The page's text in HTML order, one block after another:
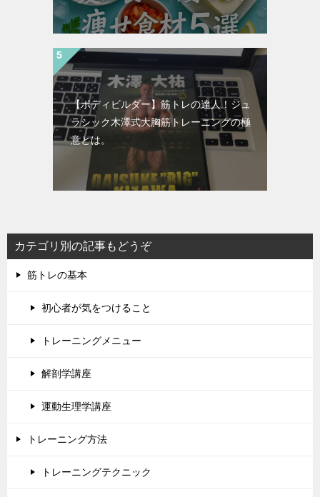
【ボディビルダー】筋トレの達人！ジュ
ラシック木澤式大胸筋トレーニングの極
意とは。
カテゴリ別の記事もどうぞ
筋トレの基本
初心者が気をつけること
トレーニングメニュー
解剖学講座
運動生理学講座
トレーニング方法
トレーニングテクニック